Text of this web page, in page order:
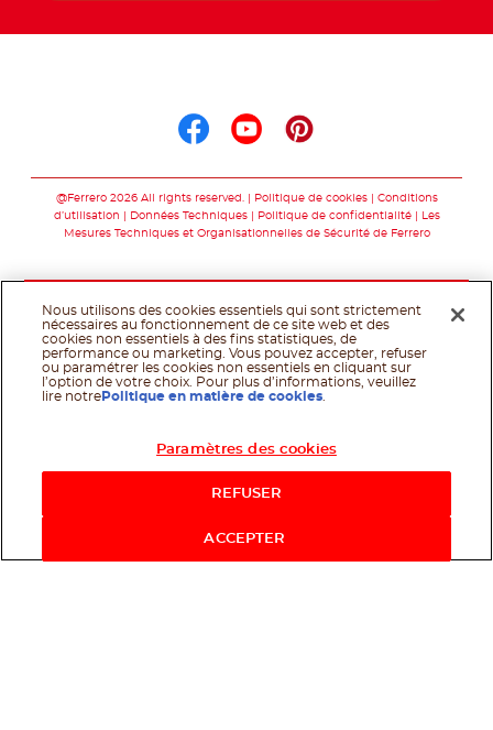
@Ferrero 2026 All rights reserved. Politique de cookies
Conditions
d’utilisation
Données Techniques Politique de confidentialité
Les
Mesures Techniques et Organisationnelles de Sécurité de Ferrero
Nous utilisons des cookies essentiels qui sont strictement
nécessaires au fonctionnement de ce site web et des
cookies non essentiels à des fins statistiques, de
performance ou marketing. Vous pouvez accepter, refuser
ou paramétrer les cookies non essentiels en cliquant sur
l’option de votre choix. Pour plus d’informations, veuillez
lire notre Politique en matière de cookies
Paramètres des cookies
REFUSER
ACCEPTER